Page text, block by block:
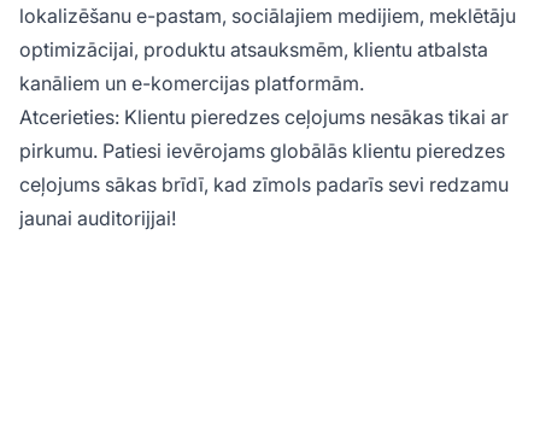
lokalizēšanu e-pastam, sociālajiem medijiem, meklētāju
optimizācijai, produktu atsauksmēm, klientu atbalsta
kanāliem un e-komercijas platformām.
Atcerieties: Klientu pieredzes ceļojums nesākas tikai ar
pirkumu. Patiesi ievērojams globālās klientu pieredzes
ceļojums sākas brīdī, kad zīmols padarīs sevi redzamu
jaunai auditorijjai!